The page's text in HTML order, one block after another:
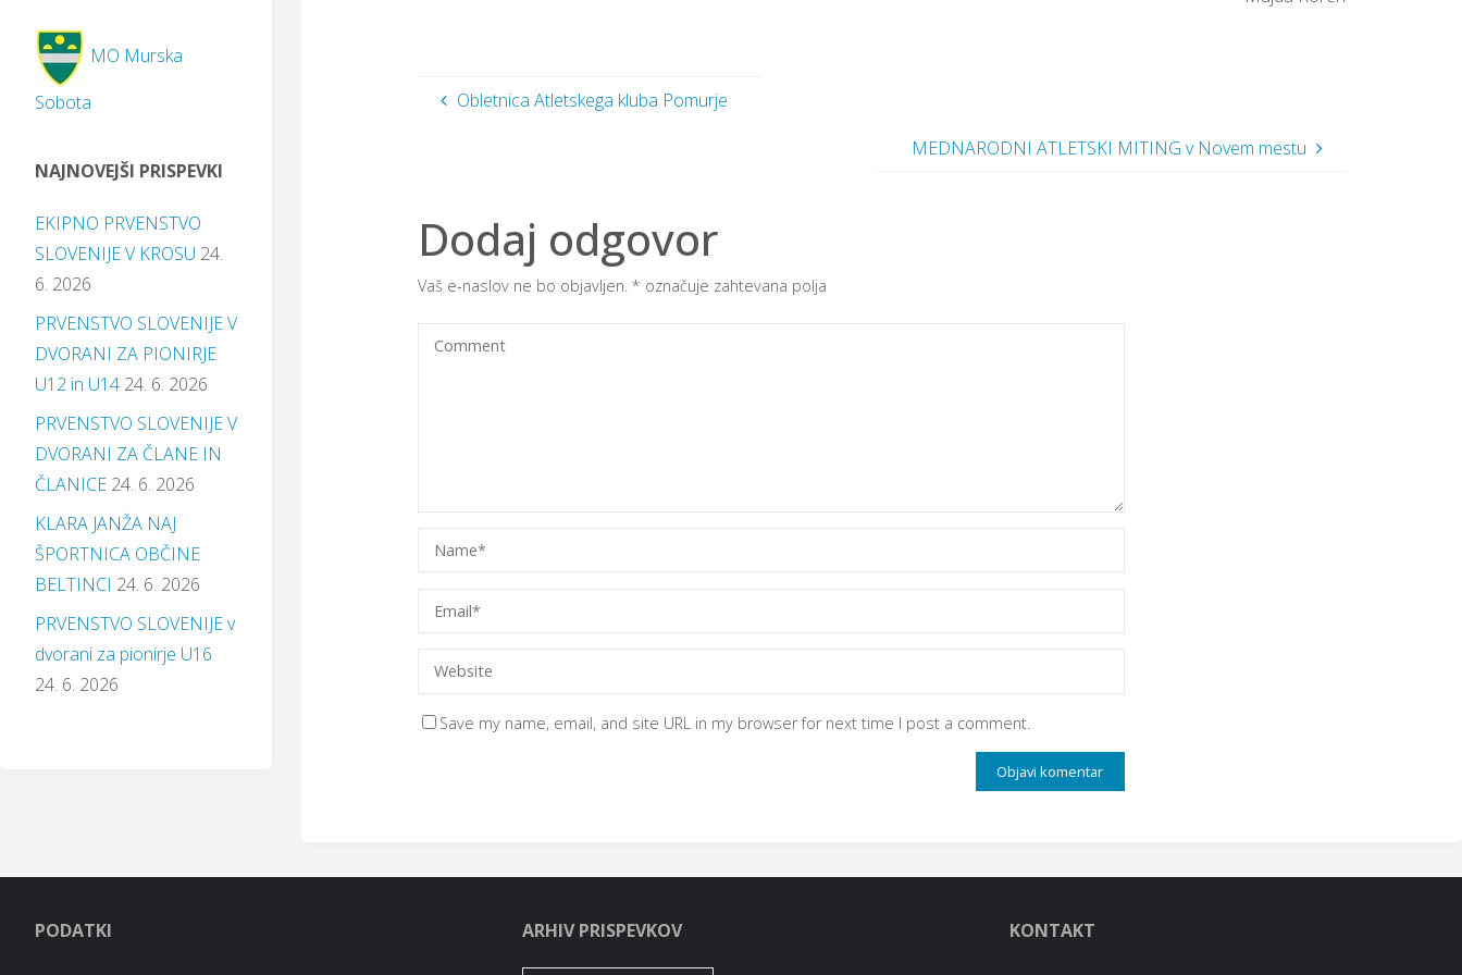
Obletnica Atletskega kluba Pomurje
MEDNARODNI ATLETSKI MITING v Novem mestu
Dodaj odgovor
Vaš e-naslov ne bo objavljen. * označuje zahtevana polja
Save my name, email, and site URL in my browser for next time I post a comment.
MO Murska
Sobota
NAJNOVEJŠI PRISPEVKI
EKIPNO PRVENSTVO
SLOVENIJE V KROSU 24.
6. 2026
PRVENSTVO SLOVENIJE V
DVORANI ZA PIONIRJE
U12 in U14 24. 6. 2026
PRVENSTVO SLOVENIJE V
DVORANI ZA ČLANE IN
ČLANICE 24. 6. 2026
KLARA JANŽA NAJ
ŠPORTNICA OBČINE
BELTINCI 24. 6. 2026
PRVENSTVO SLOVENIJE v
dvorani za pionirje U16
24. 6. 2026
PODATKI ARHIV PRISPEVKOV KONTAKT